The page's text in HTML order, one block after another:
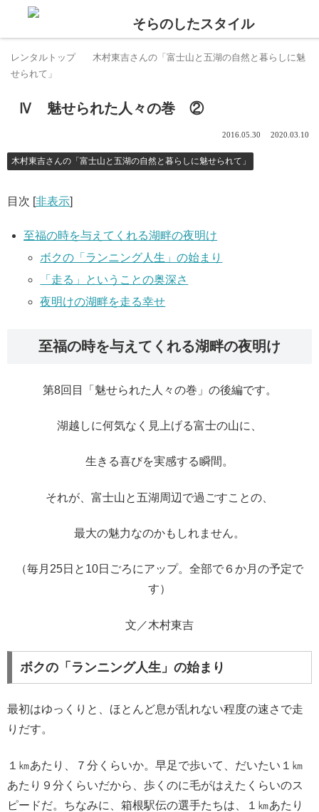
レンタルトップ
木村東吉さんの「富士山と五湖の自然と暮らしに魅
せられて」
Ⅳ 魅せられた人々の巻 ②
2020.03.10
2016.05.30
木村東吉さんの「富士山と五湖の自然と暮らしに魅せられて」
目次 [非表示]
至福の時を与えてくれる湖畔の夜明け
ボクの「ランニング人生」の始まり
「走る」ということの奥深さ
夜明けの湖畔を走る幸せ
至福の時を与えてくれる湖畔の夜明け
第8回目「魅せられた人々の巻」の後編です。
湖越しに何気なく見上げる富士の山に、
生きる喜びを実感する瞬間。
それが、富士山と五湖周辺で過ごすことの、
最大の魅力なのかもしれません。
（毎月25日と10日ごろにアップ。全部で６か月の予定で
す）
文／木村東吉
ボクの「ランニング人生」の始まり
最初はゆっくりと、ほとんど息が乱れない程度の速さで走
りだす。
１㎞あたり、７分くらいか。早足で歩いて、だいたい１㎞
あたり９分くらいだから、歩くのに毛がはえたくらいのス
ピードだ。ちなみに、箱根駅伝の選手たちは、１㎞あたり